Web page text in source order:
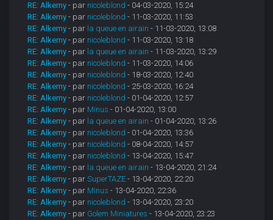
RE: Alkemy - par nicoleblond - 04-03-2020, 15:24
RE: Alkemy - par nicoleblond - 11-03-2020, 11:53
RE: Alkemy - par la queue en airain - 11-03-2020, 13:08
RE: Alkemy - par nicoleblond - 11-03-2020, 13:18
RE: Alkemy - par la queue en airain - 11-03-2020, 13:29
RE: Alkemy - par nicoleblond - 11-03-2020, 14:06
RE: Alkemy - par nicoleblond - 18-03-2020, 12:40
RE: Alkemy - par nicoleblond - 25-03-2020, 16:24
RE: Alkemy - par nicoleblond - 01-04-2020, 12:57
RE: Alkemy - par Minus - 01-04-2020, 13:00
RE: Alkemy - par la queue en airain - 01-04-2020, 13:26
RE: Alkemy - par nicoleblond - 01-04-2020, 13:36
RE: Alkemy - par nicoleblond - 08-04-2020, 14:57
RE: Alkemy - par nicoleblond - 13-04-2020, 15:47
RE: Alkemy - par la queue en airain - 13-04-2020, 21:24
RE: Alkemy - parSuperTAZE - 13-04-2020, 22:20
RE: Alkemy - par Minus - 13-04-2020, 22:36
RE: Alkemy - par nicoleblond - 13-04-2020, 23:20
RE: Alkemy - par Golem Miniatures - 13-04-2020, 23:23